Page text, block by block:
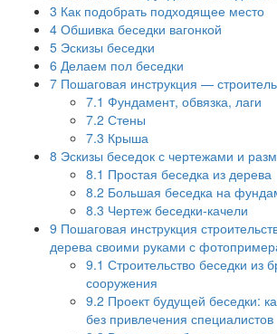
3 Как подобрать подходящее место
4 Обшивка беседки вагонкой
5 Эскизы беседки
6 Делаем пол беседки
7 Пошаговая инструкция —
7.1 Фундамент, обвязка, лаги
7.2 Стены
7.3 Крыша
8 Эскизы беседок с чертежами и
8.1 Простая беседка из дерева
8.2 Большая беседка на
8.3 Чертеж беседки-качели
9 Пошаговая инструкция
дерева своими руками с
9.1 Строительство беседки из
сооружения
9.2 Проект будущей беседки:
без привлечения специалистов